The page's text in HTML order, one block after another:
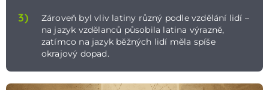
3)
Zároveň byl vliv latiny různý podle vzdělání lidí –
na jazyk vzdělanců působila latina výrazně,
zatímco na jazyk běžných lidí měla spíše
okrajový dopad.